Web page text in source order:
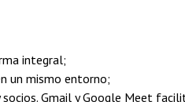
integral;
un mismo entorno;
Gmail y Google Meet